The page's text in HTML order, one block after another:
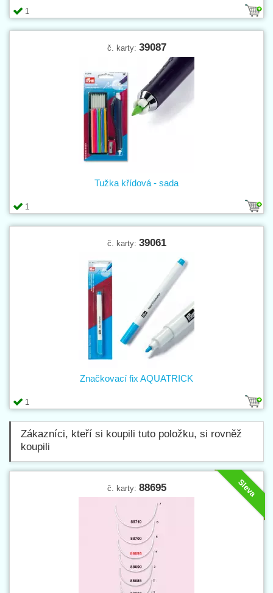
1
č. karty: 39087
1
Tužka křídová - sada
č. karty: 39061
1
Značkovací fix AQUATRICK
Zákazníci, kteří si koupili tuto položku, si rovněž
koupili
Sleva
č. karty: 88695